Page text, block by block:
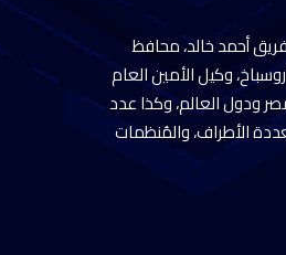
أحمد خالد، محافظ
وكيل الأمين العام
ودول العالم، وكذا عدد
الأطراف، والمُنظمات